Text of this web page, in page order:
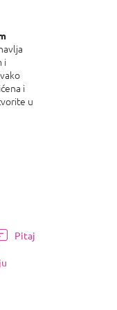
i
i
u
Pitaj